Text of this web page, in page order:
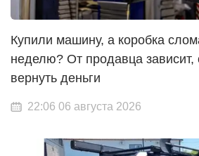
Купили машину, а коробка
неделю? От продавца
вернуть деньги
22:06 06 августа 2026